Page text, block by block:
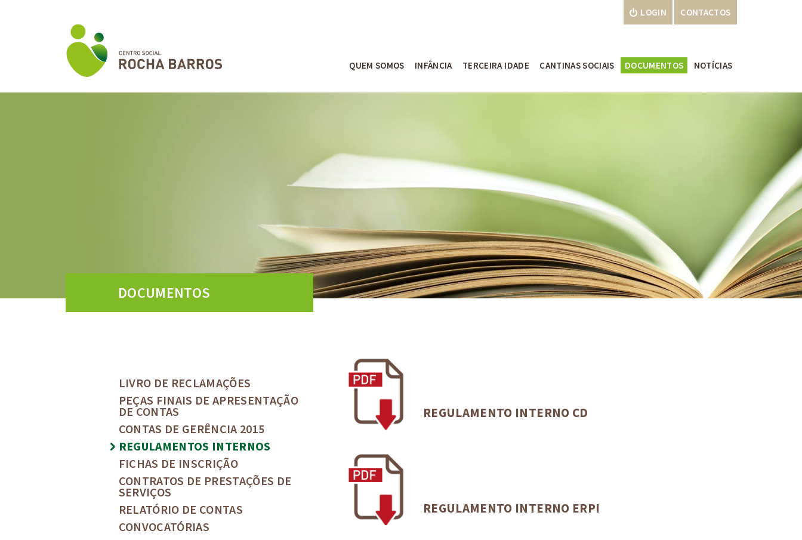
QUEM SOMOS INFÂNCIA TERCEIRA IDADE CANTINAS SOCIAIS DOCUMENTOS NOTÍCIAS
LOGIN CONTACTOS
DOCUMENTOS
LIVRO DE RECLAMAÇÕES
PEÇAS FINAIS DE APRESENTAÇÃO
DE CONTAS
CONTAS DE GERÊNCIA 2015
REGULAMENTOS INTERNOS
FICHAS DE INSCRIÇÃO
CONTRATOS DE PRESTAÇÕES DE
SERVIÇOS
RELATÓRIO DE CONTAS
CONVOCATÓRIAS
REGULAMENTO INTERNO CD
REGULAMENTO INTERNO ERPI